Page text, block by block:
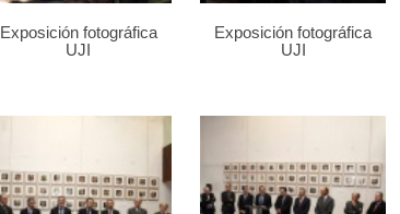
Exposición fotográfica
UJI
Exposición fotográfica
UJI